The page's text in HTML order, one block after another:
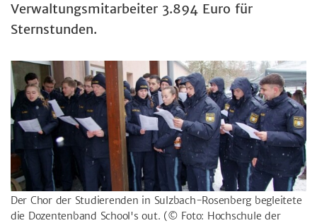
Verwaltungsmitarbeiter 3.894 Euro für
Sternstunden.
Der Chor der Studierenden in Sulzbach-Rosenberg begleitete
die Dozentenband School's out. (© Foto: Hochschule der